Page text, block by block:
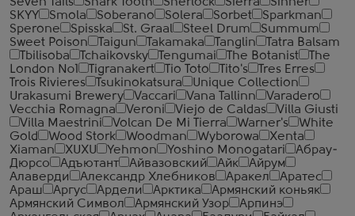
SKYY
Smola Soberano Solera Sorbet
Sparkman
Sperone
Spisska St. Graal Steel Drum
Summum
Sweet Poison
Taigun Takamaka Tanglin
Tatra Balsam
Tbilisoba
Tchaikovsky Tengumai The Botanist
The
London №1
Tigranakert Tio Toto Tito's
Tres Erres
Trois Rivieres
Tsukinokatsura
Unique Collection
Urakasumi Brewery
Vaccari Vana Tallinn
Varadero
Vecchia Romagna
Veroni Viejo de Caldas
Villa Giusti
Villa Maestrini
Volcan De Mi Tierra Warner's
White
Gold
Wood Stork Woodman Wyborowa
Xenta
Xiaman
XUXU Yehmon Yoshino Monogatari
Абрау-
Дюрсо
Адъютант Айвазовский Айк
Айрум
Алаверди
Александр Хлебников Аракел
Аратес
Араш
Аргус Ардели Арктика
Армянский коньяк
Армянский Символ
Армянский Узор
Арпинэ